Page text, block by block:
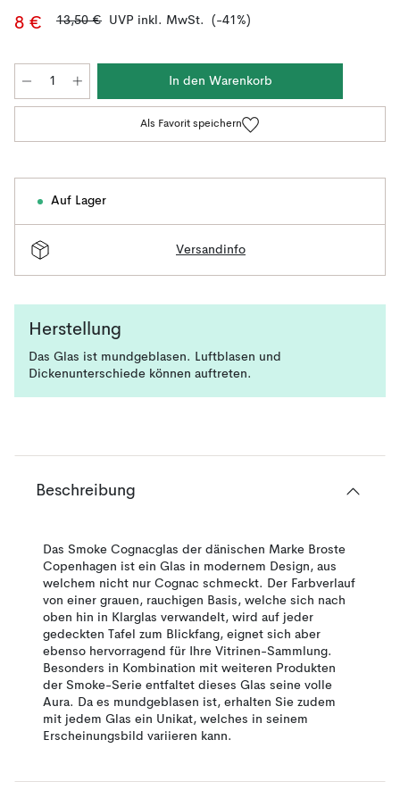
8 € 13,50 € UVP inkl. MwSt. (-41%)
In den Warenkorb
Als Favorit speichern
Auf Lager
Versandinfo
Herstellung
Das Glas ist mundgeblasen. Luftblasen und
Dickenunterschiede können auftreten.
Beschreibung
Das Smoke Cognacglas der dänischen Marke Broste
Copenhagen ist ein Glas in modernem Design, aus
welchem nicht nur Cognac schmeckt. Der Farbverlauf
von einer grauen, rauchigen Basis, welche sich nach
oben hin in Klarglas verwandelt, wird auf jeder
gedeckten Tafel zum Blickfang, eignet sich aber
ebenso hervorragend für Ihre Vitrinen-Sammlung.
Besonders in Kombination mit weiteren Produkten
der Smoke-Serie entfaltet dieses Glas seine volle
Aura. Da es mundgeblasen ist, erhalten Sie zudem
mit jedem Glas ein Unikat, welches in seinem
Erscheinungsbild variieren kann.